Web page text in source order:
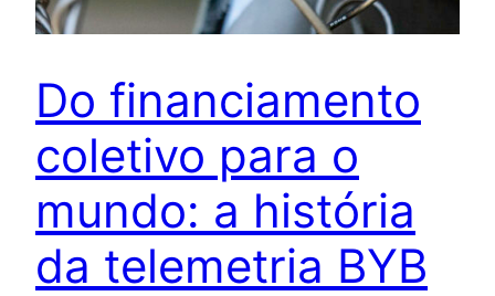
Do financiamento
coletivo para o
mundo: a história
da telemetria BYB